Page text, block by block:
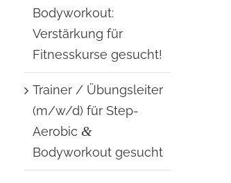
Bodyworkout:
Verstärkung für
Fitnesskurse gesucht!
Trainer / Übungsleiter
(m/w/d) für Step-
Aerobic&
Bodyworkout gesucht